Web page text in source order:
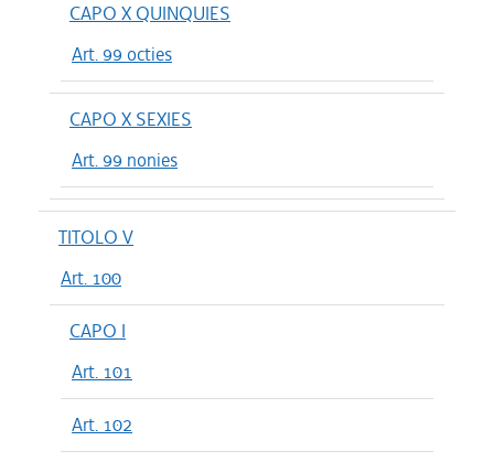
CAPO X QUINQUIES
Art. 99 octies
CAPO X SEXIES
Art. 99 nonies
TITOLO V
Art. 100
CAPO I
Art. 101
Art. 102